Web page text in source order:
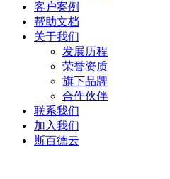
客户案例
帮助文档
关于我们
发展历程
荣誉资质
旗下品牌
合作伙伴
联系我们
加入我们
斯百德云